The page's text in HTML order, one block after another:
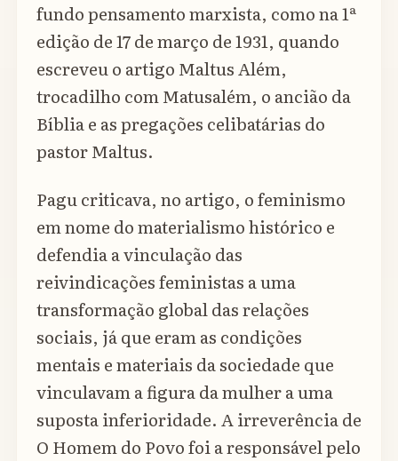
fundo pensamento marxista, como na 1ª
edição de 17 de março de 1931, quando
escreveu o artigo Maltus Além,
trocadilho com Matusalém, o ancião da
Bíblia e as pregações celibatárias do
pastor Maltus.
Pagu criticava, no artigo, o feminismo
em nome do materialismo histórico e
defendia a vinculação das
reivindicações feministas a uma
transformação global das relações
sociais, já que eram as condições
mentais e materiais da sociedade que
vinculavam a figura da mulher a uma
suposta inferioridade. A irreverência de
O Homem do Povo foi a responsável pelo